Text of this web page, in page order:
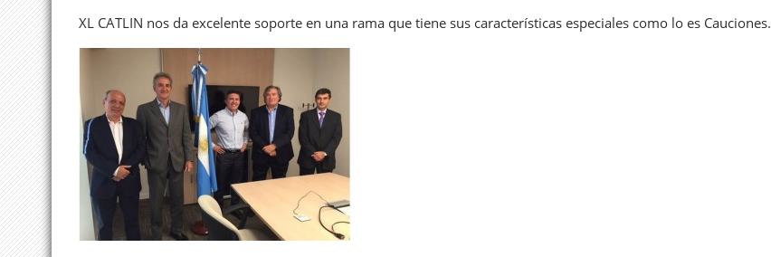
XL CATLIN nos da excelente soporte en una rama que tiene sus características especiales como lo es Cauciones.